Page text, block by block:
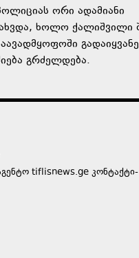
ორი ადამიანი
ხოლო ქალიშვილი
გრძელდება.
tiflisnews.ge